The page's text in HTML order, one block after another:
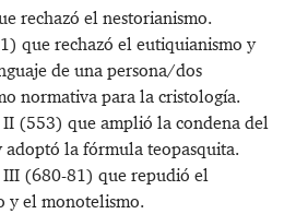
rechazó el nestorianismo.
que rechazó el eutiquianismo y
de una persona/dos
normativa para la cristología.
(553) que amplió la condena del
adoptó la fórmula teopasquita.
(680-81) que repudió el
y el monotelismo.